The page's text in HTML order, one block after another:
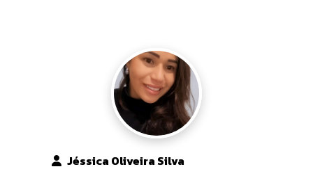
Jéssica Oliveira Silva